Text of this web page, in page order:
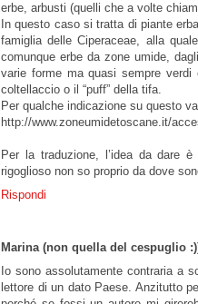
erbe, arbusti (quelli che a volte
In questo caso si tratta di piante
famiglia delle Ciperaceae, alla
comunque erbe da zone umide,
varie forme ma quasi sempre
coltellaccio o il “puff” della tifa.
Per qualche indicazione su questo
http://www.zoneumidetoscane.it/
Per la traduzione, l’idea da dare
rigoglioso non so proprio da dove
Rispondi
Marina (non quella del cespuglio
Io sono assolutamente contraria a
lettore di un dato Paese. Anzitutto